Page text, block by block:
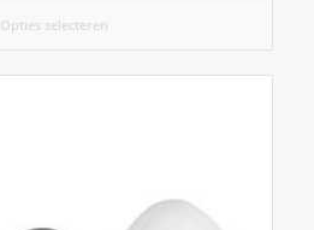
Opties selecteren